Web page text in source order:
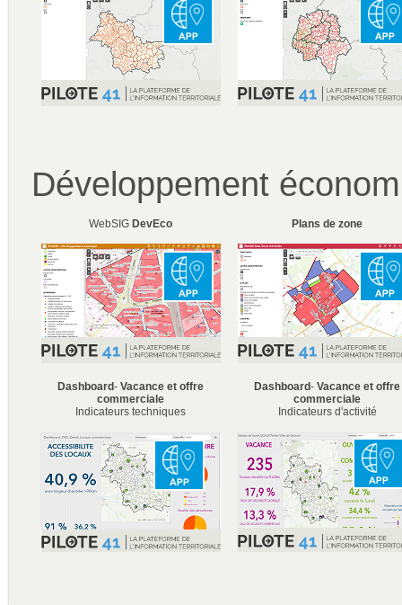
Développement
WebSIG DevEco Plans de zone
Dashboard- Vacance et offre
commerciale
Indicateurs techniques
Dashboard- Vacance et offre
commerciale
Indicateurs d'activité